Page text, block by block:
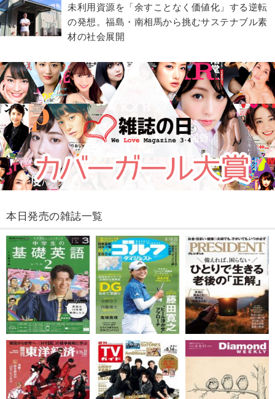
​​未利用資源を「余すことなく価値化」する逆転
の発想。福島・南相馬から挑むサステナブル素
材の社会展開​
本日発売の雑誌一覧